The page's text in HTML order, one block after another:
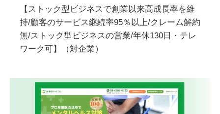
【ストック型ビジネスで創業以来高成長率を維
持/顧客のサービス継続率95％以上/クレーム解約
無/ストック型ビジネスの営業/年休130日・テレ
ワーク可】（対企業）